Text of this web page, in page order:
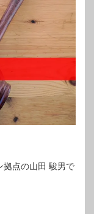
拠点の山田 駿男で